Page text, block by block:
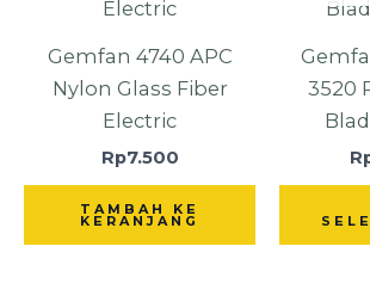
Gemfan 4740 APC
Nylon Glass Fiber
Electric
Rp7.500
TAMBAH KE
KERANJANG
3520